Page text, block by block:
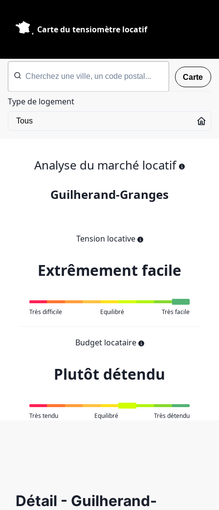
Carte du tensiomètre locatif
Carte
Type de logement
Analyse du marché locatif
Guilherand-Granges
Tension locative
Extrêmement facile
Très difficile Equilibré Très facile
Budget locataire
Plutôt détendu
Très tendu Equilibré Très détendu
Détail - Guilherand-